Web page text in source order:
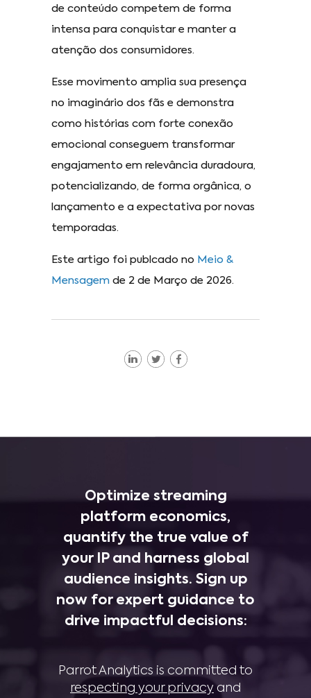
de conteúdo competem de forma
intensa para conquistar e manter a
atenção dos consumidores.
Esse movimento amplia sua presença
no imaginário dos fãs e demonstra
como histórias com forte conexão
emocional conseguem transformar
engajamento em relevância duradoura,
potencializando, de forma orgânica, o
lançamento e a expectativa por novas
temporadas.
Este artigo foi publcado no Meio &
Mensagem de 2 de Março de 2026.
Optimize streaming
platform economics,
quantify the true value of
your IP and harness global
audience insights. Sign up
now for expert guidance to
drive impactful decisions:
Parrot Analytics is committed to
respecting your privacy and